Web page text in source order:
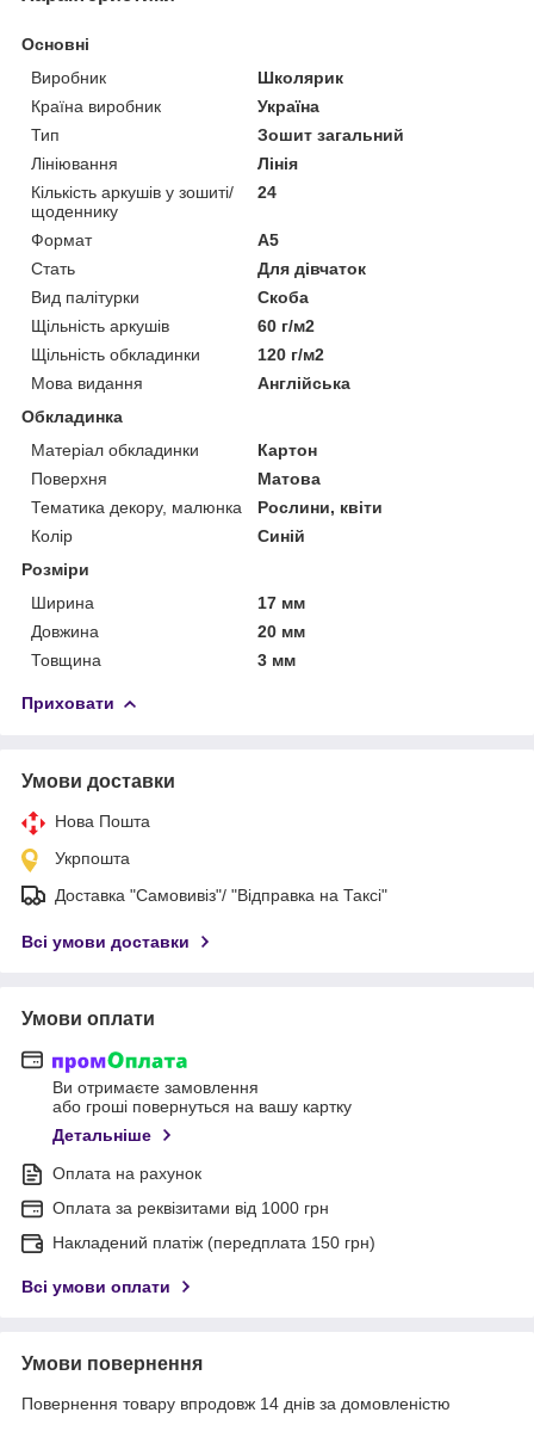
Основні
Виробник
Школярик
Країна виробник
Україна
Тип
Зошит загальний
Лініювання
Лінія
Кількість аркушів у зошиті/
щоденнику
24
Формат
A5
Стать
Для дівчаток
Вид палітурки
Скоба
Щільність аркушів
60 г/м2
Щільність обкладинки
120 г/м2
Мова видання
Англійська
Обкладинка
Матеріал обкладинки
Картон
Поверхня
Матова
Тематика декору, малюнка
Рослини, квіти
Колір
Синій
Розміри
Ширина
17 мм
Довжина
20 мм
Товщина
3 мм
Приховати
Умови доставки
Нова Пошта
Укрпошта
Доставка "Самовивіз"/ "Відправка на Таксі"
Всі умови доставки
Умови оплати
Ви отримаєте замовлення
або гроші повернуться на вашу картку
Детальніше
Оплата на рахунок
Оплата за реквізитами від 1000 грн
Накладений платіж (передплата 150 грн)
Всі умови оплати
Умови повернення
Повернення товару впродовж 14 днів за домовленістю